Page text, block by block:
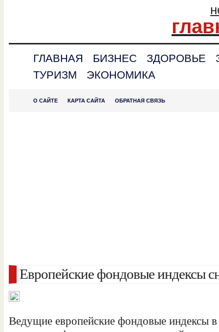
ГЛАВНАЯ БИЗНЕС ЗДОРОВЬЕ
ТУРИЗМ
ЭКОНОМИКА
О САЙТЕ КАРТА САЙТА ОБРАТНАЯ СВЯЗЬ
Европейские фондовые индексы
Ведущие европейские фондовые индексы